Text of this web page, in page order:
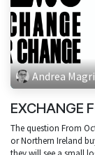
Andrea
EXCHANGE
The question From
or Northern Ireland